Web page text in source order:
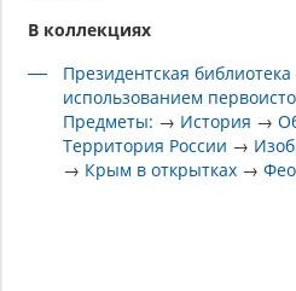
В коллекциях
Президентская
использованием
Предметы: → История →
Территория России →
→ Крым в открытках →